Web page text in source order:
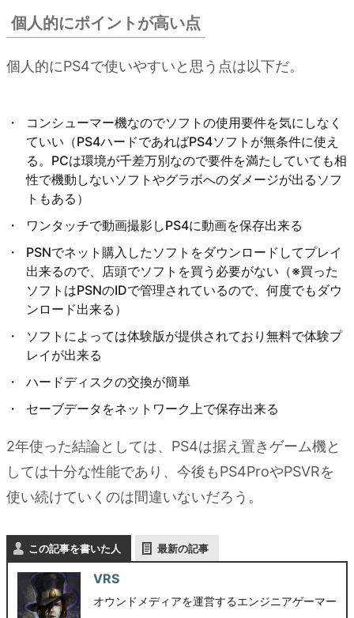
個人的にポイントが高い点
個人的にPS4で使いやすいと思う点は以下だ。
コンシューマー機なのでソフトの使用要件を気にしなく
ていい（PS4ハードであればPS4ソフトが無条件に使え
る。PCは環境が千差万別なので要件を満たしていても相
性で機動しないソフトやグラボへのダメージが出るソフ
トもある）
ワンタッチで動画撮影しPS4に動画を保存出来る
PSNでネット購入したソフトをダウンロードしてプレイ
出来るので、店頭でソフトを買う必要がない（※買った
ソフトはPSNのIDで管理されているので、何度でもダウ
ンロード出来る）
ソフトによっては体験版が提供されており無料で体験プ
レイが出来る
ハードディスクの交換が簡単
セーブデータをネットワーク上で保存出来る
2年使った結論としては、PS4は据え置きゲーム機と
しては十分な性能であり、今後もPS4ProやPSVRを
使い続けていくのは間違いないだろう。
この記事を書いた人 最新の記事
VRS
オウンドメディアを運営するエンジニアゲーマー